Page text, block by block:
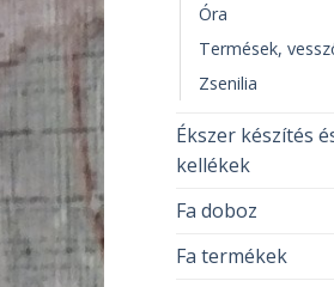
Óra
Termések,
Zsenilia
Ékszer készítés
kellékek
Fa doboz
Fa termékek